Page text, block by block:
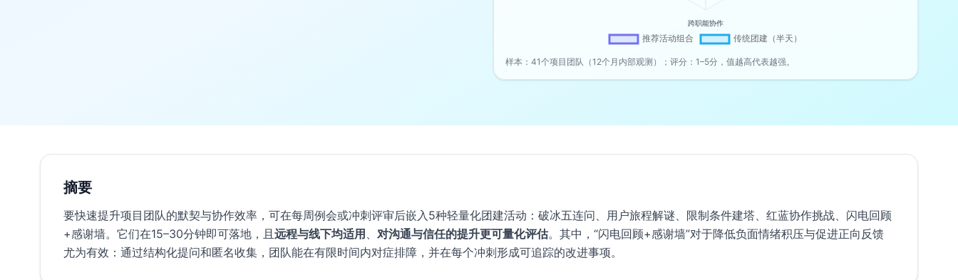
样本：41个项目团队（12个月内部观测）；评分：1–5分，值越高代表越强。
摘要
要快速提升项目团队的默契与协作效率，可在每周例会或冲刺评审后嵌入5种轻量化团建活动：破冰五连问、用户旅程解谜、限制条件建塔、红蓝协作挑战、闪电回顾
+感谢墙。它们在15–30分钟即可落地，且 远程与线下均适用 、 对沟通与信任的提升更可量化评估。其中，“闪电回顾+感谢墙”对于降低负面情绪积压与促进正向反馈
尤为有效：通过结构化提问和匿名收集，团队能在有限时间内对症排障，并在每个冲刺形成可追踪的改进事项。